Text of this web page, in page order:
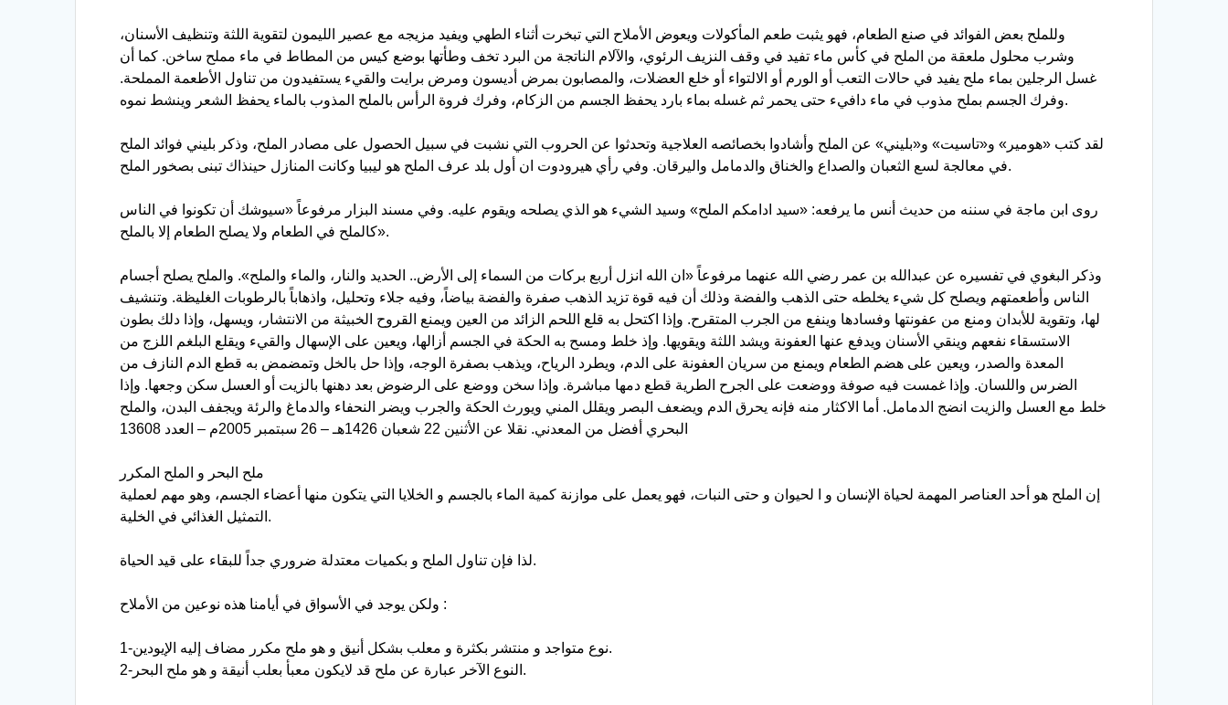
وللملح بعض الفوائد في صنع الطعام، فهو يثبت طعم المأكولات ويعوض الأملاح التي تبخرت أثناء الطهي ويفيد مزيجه مع عصير الليمون لتقوية اللثة وتنظيف الأسنان،
وشرب محلول ملعقة من الملح في كأس ماء تفيد في وقف النزيف الرئوي، والآلام الناتجة من البرد تخف وطأتها بوضع كيس من المطاط في ماء مملح ساخن. كما أن
غسل الرجلين بماء ملح يفيد في حالات التعب أو الورم أو الالتواء أو خلع العضلات، والمصابون بمرض أديسون ومرض برايت والقيء يستفيدون من تناول الأطعمة المملحة.
وفرك الجسم بملح مذوب في ماء دافيء حتى يحمر ثم غسله بماء بارد يحفظ الجسم من الزكام، وفرك فروة الرأس بالملح المذوب بالماء يحفظ الشعر وينشط نموه.
لقد كتب «هومير» و«تاسيت» و«بليني» عن الملح وأشادوا بخصائصه العلاجية وتحدثوا عن الحروب التي نشبت في سبيل الحصول على مصادر الملح، وذكر بليني فوائد الملح
في معالجة لسع الثعبان والصداع والخناق والدمامل واليرقان. وفي رأي هيرودوت ان أول بلد عرف الملح هو ليبيا وكانت المنازل حينذاك تبنى بصخور الملح.
روى ابن ماجة في سننه من حديث أنس ما يرفعه: «سيد ادامكم الملح» وسيد الشيء هو الذي يصلحه ويقوم عليه. وفي مسند البزار مرفوعاً «سيوشك أن تكونوا في الناس
كالملح في الطعام ولا يصلح الطعام إلا بالملح».
وذكر البغوي في تفسيره عن عبدالله بن عمر رضي الله عنهما مرفوعاً «ان الله انزل أربع بركات من السماء إلى الأرض.. الحديد والنار، والماء والملح». والملح يصلح أجسام
الناس وأطعمتهم ويصلح كل شيء يخلطه حتى الذهب والفضة وذلك أن فيه قوة تزيد الذهب صفرة والفضة بياضاً، وفيه جلاء وتحليل، واذهاباً بالرطوبات الغليظة. وتنشيف
لها، وتقوية للأبدان ومنع من عفونتها وفسادها وينفع من الجرب المتقرح. وإذا اكتحل به قلع اللحم الزائد من العين ويمنع القروح الخبيثة من الانتشار، ويسهل، وإذا دلك بطون
الاستسقاء نفعهم وينقي الأسنان ويدفع عنها العفونة ويشد اللثة ويقويها. وإذ خلط ومسح به الحكة في الجسم أزالها، ويعين على الإسهال والقيء ويقلع البلغم اللزج من
المعدة والصدر، ويعين على هضم الطعام ويمنع من سريان العفونة على الدم، ويطرد الرياح، ويذهب بصفرة الوجه، وإذا حل بالخل وتمضمض به قطع الدم النازف من
الضرس واللسان. وإذا غمست فيه صوفة ووضعت على الجرح الطرية قطع دمها مباشرة. وإذا سخن ووضع على الرضوض بعد دهنها بالزيت أو العسل سكن وجعها. وإذا
خلط مع العسل والزيت انضج الدمامل. أما الاكثار منه فإنه يحرق الدم ويضعف البصر ويقلل المني ويورث الحكة والجرب ويضر النحفاء والدماغ والرئة ويجفف البدن، والملح
البحري أفضل من المعدني. نقلا عن الأثنين 22 شعبان 1426هـ – 26 سبتمبر 2005م – العدد 13608
ملح البحر و الملح المكرر
إن الملح هو أحد العناصر المهمة لحياة الإنسان و ا لحيوان و حتى النبات، فهو يعمل على موازنة كمية الماء بالجسم و الخلايا التي يتكون منها أعضاء الجسم، وهو مهم لعملية
التمثيل الغذائي في الخلية.
لذا فإن تناول الملح و بكميات معتدلة ضروري جداً للبقاء على قيد الحياة.
ولكن يوجد في الأسواق في أيامنا هذه نوعين من الأملاح :
1-نوع متواجد و منتشر بكثرة و معلب بشكل أنيق و هو ملح مكرر مضاف إليه الإيودين.
2-النوع الآخر عبارة عن ملح قد لايكون معبأ بعلب أنيقة و هو ملح البحر.